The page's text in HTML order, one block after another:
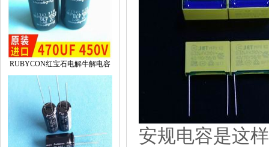
RUBYCON红宝石电解牛解电容
安规电容是这